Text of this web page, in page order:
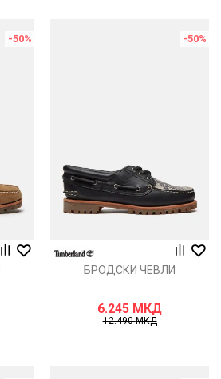
-50% -50%
БРОДСКИ ЧЕВЛИ
6.245 МКД
12.490МКД